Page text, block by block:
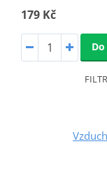
179 Kč